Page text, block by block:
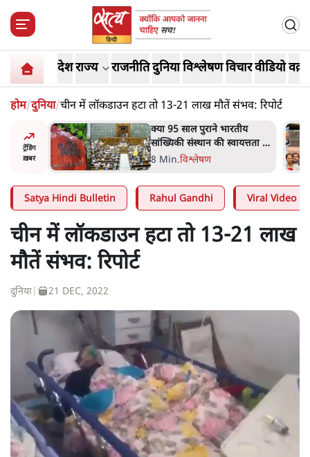
देशराज्य राजनीतिदुनियाविश्लेषणविचारवीडियो
होम/दुनिया/चीन में लॉकडाउन हटा तो 13-21 लाख मौतें संभव: रिपोर्ट
ट्रेंडिंग
ख़बर
पर
शाह के ख़िलाफ़ संसद में विपक्ष का
मार्च, 'गृह मंत्री मुंह छुपा रहे हैं
क्योंकि वो छात्रों के गुनहगार हैं'
5 Min.देश
Satya Hindi Bulletin Rahul Gandhi Viral Video
चीन में लॉकडाउन हटा तो 13-21 लाख
मौतें संभव: रिपोर्ट
दुनिया 21 DEC, 2022